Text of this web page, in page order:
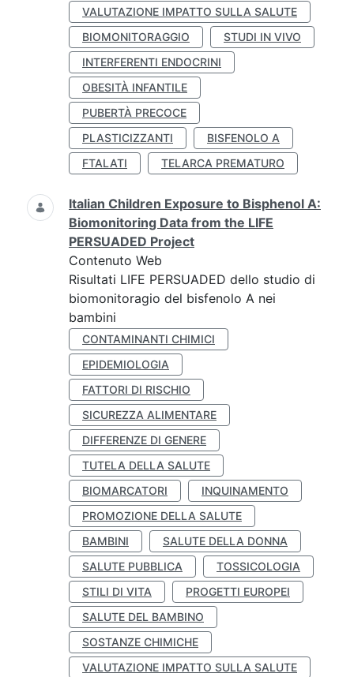
VALUTAZIONE IMPATTO SULLA SALUTE
BIOMONITORAGGIO
STUDI IN VIVO
INTERFERENTI ENDOCRINI
OBESITÀ INFANTILE
PUBERTÀ PRECOCE
PLASTICIZZANTI
BISFENOLO A
FTALATI
TELARCA PREMATURO
Italian Children Exposure to Bisphenol A:
Biomonitoring Data from the LIFE
PERSUADED Project
Contenuto Web
Risultati LIFE PERSUADED dello studio di
biomonitoragio del bisfenolo A nei
bambini
CONTAMINANTI CHIMICI
EPIDEMIOLOGIA
FATTORI DI RISCHIO
SICUREZZA ALIMENTARE
DIFFERENZE DI GENERE
TUTELA DELLA SALUTE
BIOMARCATORI
INQUINAMENTO
PROMOZIONE DELLA SALUTE
BAMBINI
SALUTE DELLA DONNA
SALUTE PUBBLICA
TOSSICOLOGIA
STILI DI VITA
PROGETTI EUROPEI
SALUTE DEL BAMBINO
SOSTANZE CHIMICHE
VALUTAZIONE IMPATTO SULLA SALUTE